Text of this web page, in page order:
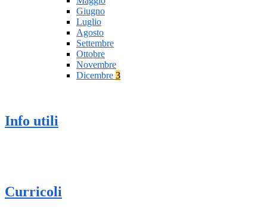
Giugno
Luglio
Agosto
Settembre
Ottobre
Novembre
Dicembre 3
Info utili
Curricoli